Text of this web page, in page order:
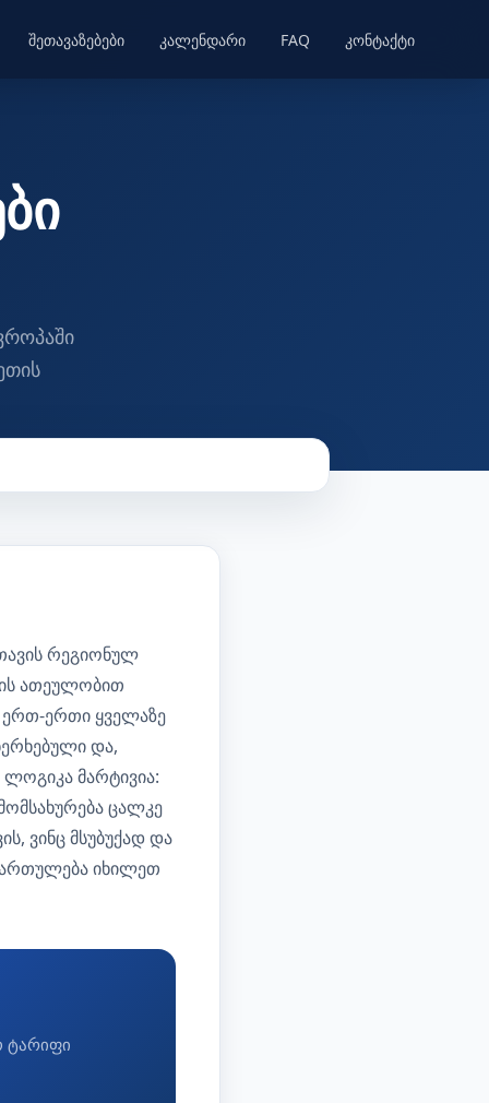
შეთავაზებები კალენდარი FAQ კონტაქტი
რეგიონულ
ათეულობით
ერთ-ერთი ყველაზე
და,
მარტივია:
ცალკე
ვინც მსუბუქად და
იხილეთ
ტარიფი